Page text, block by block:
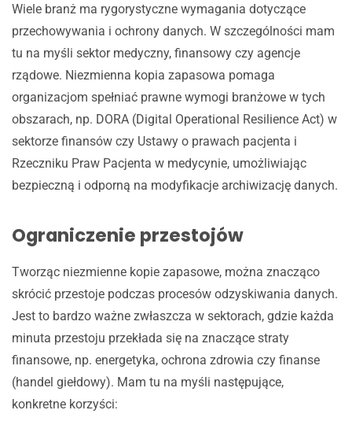
Wiele branż ma rygorystyczne wymagania dotyczące
przechowywania i ochrony danych. W szczególności mam
tu na myśli sektor medyczny, finansowy czy agencje
rządowe. Niezmienna kopia zapasowa pomaga
organizacjom spełniać prawne wymogi branżowe w tych
obszarach, np. DORA (Digital Operational Resilience Act) w
sektorze finansów czy Ustawy o prawach pacjenta i
Rzeczniku Praw Pacjenta w medycynie, umożliwiając
bezpieczną i odporną na modyfikacje archiwizację danych.
Ograniczenie przestojów
Tworząc niezmienne kopie zapasowe, można znacząco
skrócić przestoje podczas procesów odzyskiwania danych.
Jest to bardzo ważne zwłaszcza w sektorach, gdzie każda
minuta przestoju przekłada się na znaczące straty
finansowe, np. energetyka, ochrona zdrowia czy finanse
(handel giełdowy). Mam tu na myśli następujące,
konkretne korzyści: